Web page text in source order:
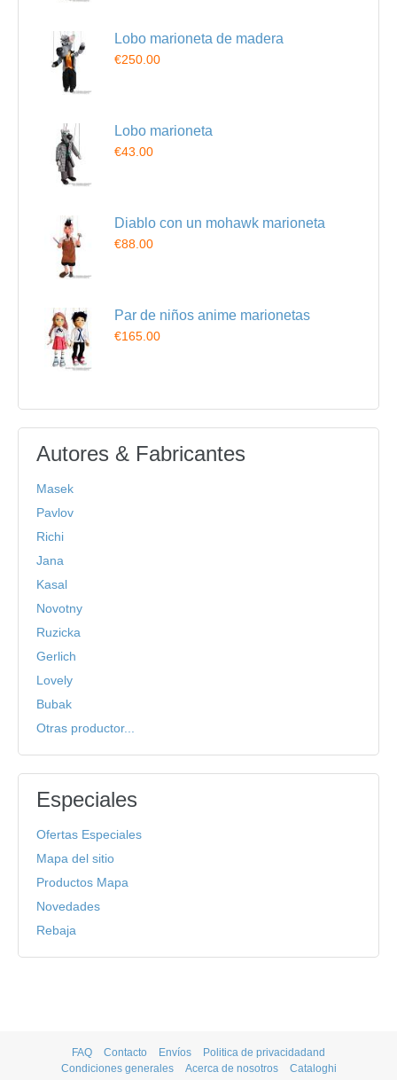
Lobo marioneta de madera
€250.00
Lobo marioneta
€43.00
Diablo con un mohawk marioneta
€88.00
Par de niños anime marionetas
€165.00
Autores & Fabricantes
Masek
Pavlov
Richi
Jana
Kasal
Novotny
Ruzicka
Gerlich
Lovely
Bubak
Otras productor...
Especiales
Ofertas Especiales
Mapa del sitio
Productos Mapa
Novedades
Rebaja
FAQ Contacto Envíos
Politica de privacidadand
Condiciones generales
Acerca de nosotros Cataloghi